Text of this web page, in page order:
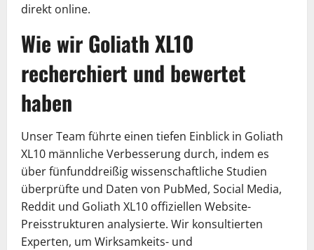
direkt online.
Wie wir Goliath XL10
recherchiert und bewertet
haben
Unser Team führte einen tiefen Einblick in Goliath
XL10 männliche Verbesserung durch, indem es
über fünfunddreißig wissenschaftliche Studien
überprüfte und Daten von PubMed, Social Media,
Reddit und Goliath XL10 offiziellen Website-
Preisstrukturen analysierte. Wir konsultierten
Experten, um Wirksamkeits- und